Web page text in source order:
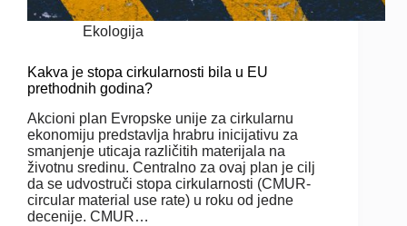
Ekologija
Kakva je stopa cirkularnosti bila u EU
prethodnih godina?
Akcioni plan Evropske unije za cirkularnu
ekonomiju predstavlja hrabru inicijativu za
smanjenje uticaja različitih materijala na
životnu sredinu. Centralno za ovaj plan je cilj
da se udvostruči stopa cirkularnosti (CMUR-
circular material use rate) u roku od jedne
decenije. CMUR…